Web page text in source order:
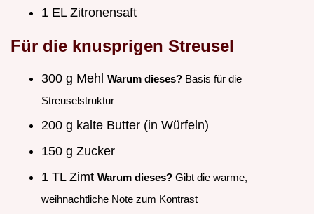
1 EL Zitronensaft
Für die knusprigen Streusel
300 g Mehl Warum dieses? Basis für die
Streuselstruktur
200 g kalte Butter (in Würfeln)
150 g Zucker
1 TL Zimt Warum dieses? Gibt die warme,
weihnachtliche Note zum Kontrast